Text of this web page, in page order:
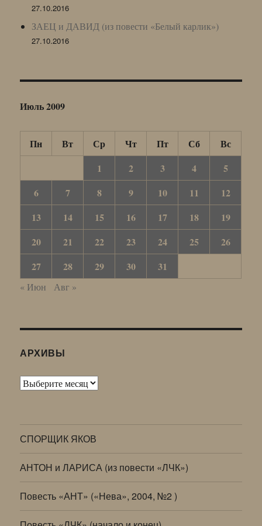
27.10.2016
ЗАЕЦ и ДАВИД (из повести «Белый карлик»)
27.10.2016
Июль 2009
Пн Вт Ср Чт Пт Сб
Вс
1
2 3 4
5
6
7 8 9 10 11
12
13
14 15 16 17 18
19
20
21 22 23 24 25
26
27
28 29 30 31
« Июн Авг »
АРХИВЫ
Архивы
СПОРЩИК ЯКОВ
АНТОН и ЛАРИСА (из повести «ЛЧК»)
Повесть «АНТ» («Нева», 2004, №2 )